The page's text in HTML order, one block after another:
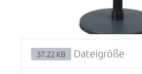
37.22 KB Dateigröße